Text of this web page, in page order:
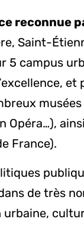
reconnue
Saint-
5 campus
et
Opéra…),
France).
de très